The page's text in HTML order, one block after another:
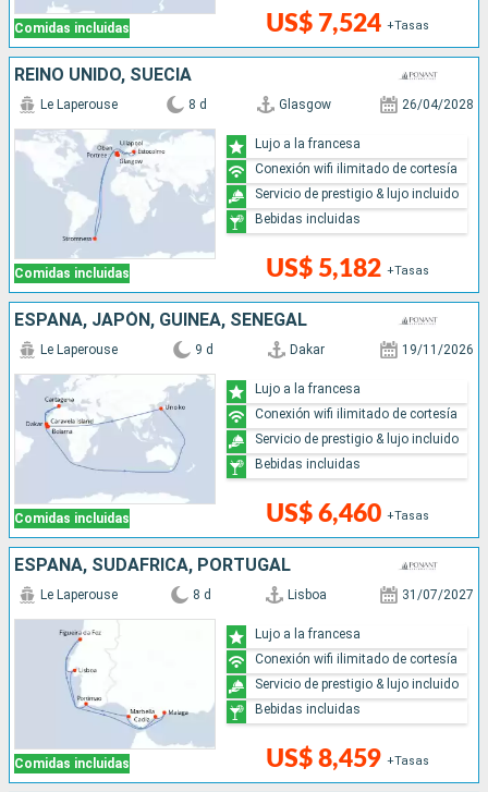
Comidas incluidas US$ 7,524 +Tasas
REINO UNIDO, SUECIA
Comidas incluidas
Le Laperouse 8 d Glasgow 26/04/2028
US$ 5,182 +Tasas
Lujo a la francesa
Conexión wifi ilimitado de cortesía
Servicio de prestigio & lujo incluido
Bebidas incluidas
ESPAÑA, JAPÓN, GUINEA, SENEGAL
Comidas incluidas
Le Laperouse 9 d Dakar 19/11/2026
US$ 6,460 +Tasas
Lujo a la francesa
Conexión wifi ilimitado de cortesía
Servicio de prestigio & lujo incluido
Bebidas incluidas
ESPAÑA, SUDAFRICA, PORTUGAL
Comidas incluidas
Le Laperouse 8 d Lisboa 31/07/2027
US$ 8,459 +Tasas
Lujo a la francesa
Conexión wifi ilimitado de cortesía
Servicio de prestigio & lujo incluido
Bebidas incluidas